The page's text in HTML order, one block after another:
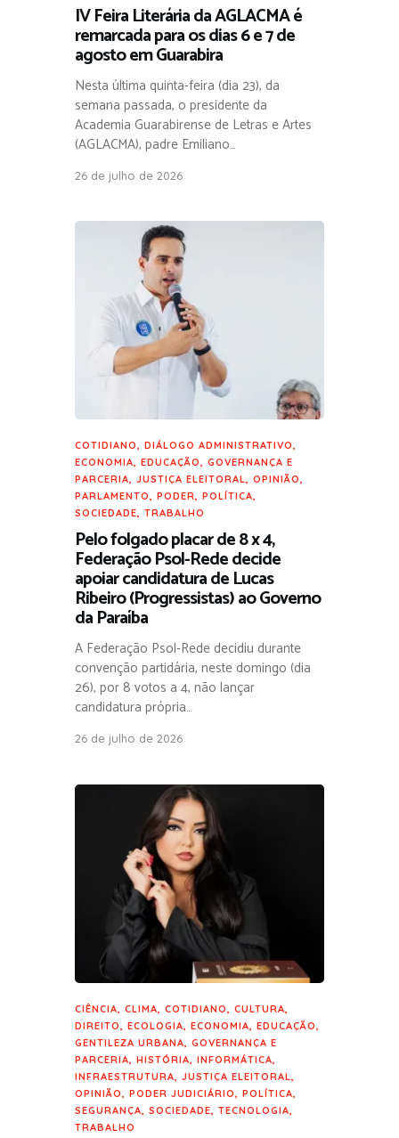
IV Feira Literária da AGLACMA é
remarcada para os dias 6 e 7 de
agosto em Guarabira
Nesta última quinta-feira (dia 23), da
semana passada, o presidente da
Academia Guarabirense de Letras e Artes
(AGLACMA), padre Emiliano…
26 de julho de 2026
COTIDIANO, DIÁLOGO ADMINISTRATIVO,
ECONOMIA, EDUCAÇÃO, GOVERNANÇA E
PARCERIA, JUSTIÇA ELEITORAL, OPINIÃO,
PARLAMENTO, PODER, POLÍTICA,
SOCIEDADE, TRABALHO
Pelo folgado placar de 8 x 4,
Federação Psol-Rede decide
apoiar candidatura de Lucas
Ribeiro (Progressistas) ao Governo
da Paraíba
A Federação Psol-Rede decidiu durante
convenção partidária, neste domingo (dia
26), por 8 votos a 4, não lançar
candidatura própria…
26 de julho de 2026
CIÊNCIA, CLIMA, COTIDIANO, CULTURA,
DIREITO, ECOLOGIA, ECONOMIA, EDUCAÇÃO,
GENTILEZA URBANA, GOVERNANÇA E
PARCERIA, HISTÓRIA, INFORMÁTICA,
INFRAESTRUTURA, JUSTIÇA ELEITORAL,
OPINIÃO, PODER JUDICIÁRIO, POLÍTICA,
SEGURANÇA, SOCIEDADE, TECNOLOGIA,
TRABALHO